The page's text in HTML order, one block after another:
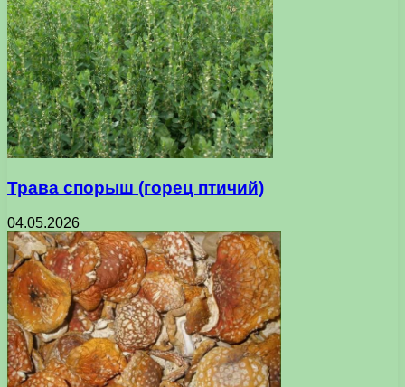
Трава спорыш (горец птичий)
04.05.2026